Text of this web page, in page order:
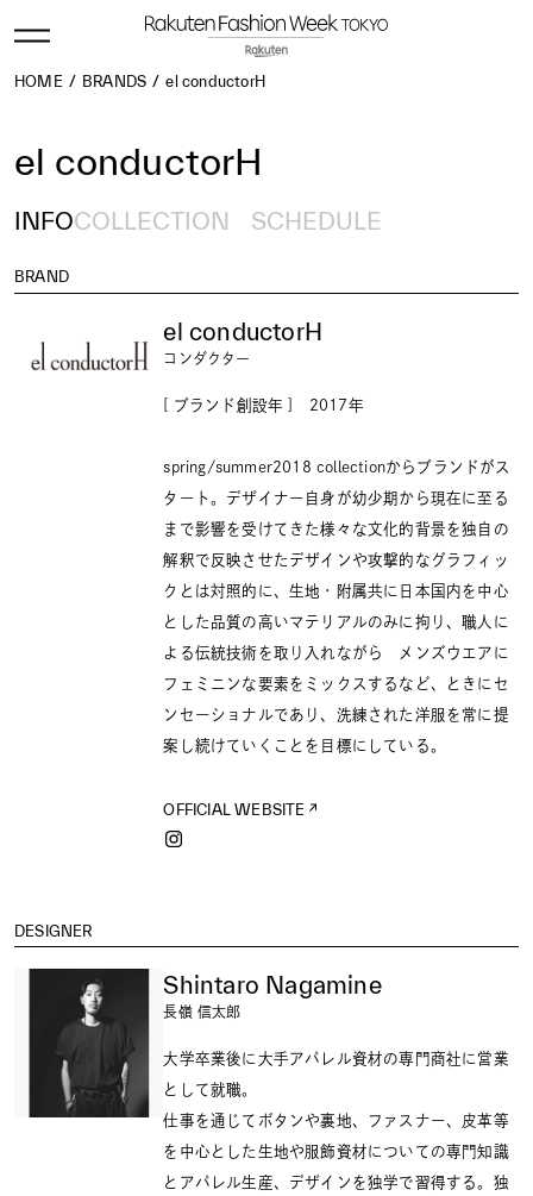
HOME BRANDS el conductorH
el conductorH
INFOCOLLECTION SCHEDULE
BRAND
el conductorH
コンダクター
[ ブランド創設年 ] 2017年
spring/summer2018 collectionからブランドがス
タート。デザイナー自身が幼少期から現在に至る
まで影響を受けてきた様々な文化的背景を独自の
解釈で反映させたデザインや攻撃的なグラフィッ
クとは対照的に、生地・附属共に日本国内を中心
とした品質の高いマテリアルのみに拘り、職人に
よる伝統技術を取り入れながら メンズウエアに
フェミニンな要素をミックスするなど、ときにセ
ンセーショナルであり、洗練された洋服を常に提
案し続けていくことを目標にしている。
OFFICIAL WEBSITE
DESIGNER
Shintaro Nagamine
長嶺 信太郎
大学卒業後に大手アパレル資材の専門商社に営業
として就職。
仕事を通じてボタンや裏地、ファスナー、皮革等
を中心とした生地や服飾資材についての専門知識
とアパレル生産、デザインを独学で習得する。独